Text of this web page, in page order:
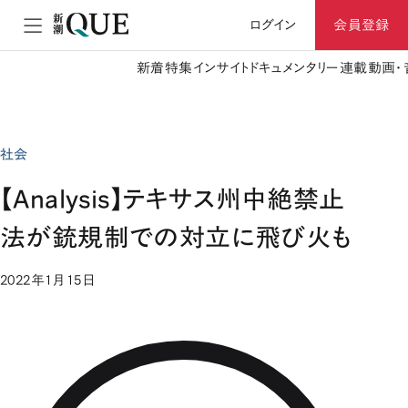
ログイン 会員登録
新着特集 インサイト ドキュメンタリー 連載動画
社会
【Analysis】テキサス州中絶禁止
法が銃規制での対立に飛び火も
2022年1月15日